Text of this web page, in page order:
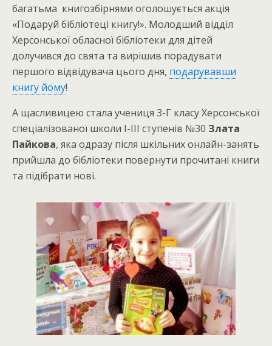
багатьма книгозбірнями оголошується акція
«Подаруй бібліотеці книгу!». Молодший відділ
Херсонської обласної бібліотеки для дітей
долучився до свята та вирішив порадувати
першого відвідувача цього дня, подарувавши
книгу йому!
А щасливицею стала учениця 3-Г класу Херсонської
спеціалізованої школи І-ІІІ ступенів №30 Злата
Пайкова, яка одразу після шкільних онлайн-занять
прийшла до бібліотеки повернути прочитані книги
та підібрати нові.